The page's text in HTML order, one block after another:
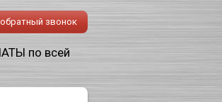
звонок
по всей